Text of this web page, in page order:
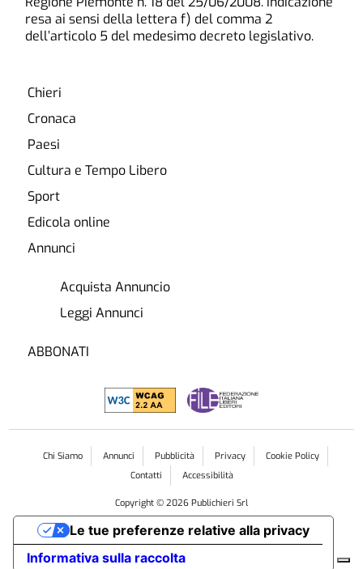
resa ai sensi della lettera f) del comma 2
dell’articolo 5 del medesimo decreto legislativo.
Chieri
Cronaca
Paesi
Cultura e Tempo Libero
Sport
Edicola online
Annunci
Acquista Annuncio
Leggi Annunci
ABBONATI
Chi Siamo Annunci Pubblicità Privacy
Cookie Policy
Contatti
Accessibilità
Copyright © 2026 Publichieri Srl
Informativa sulla raccolta
Le tue preferenze relative alla privacy